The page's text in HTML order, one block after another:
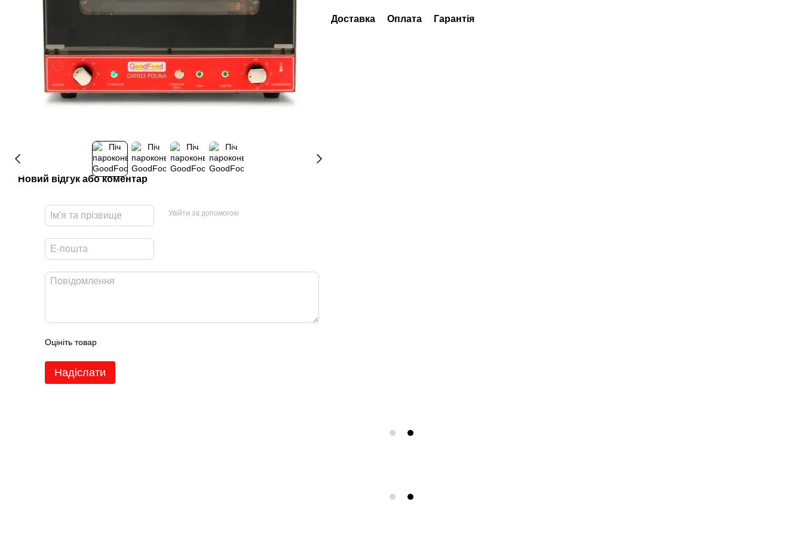
Новий відгук або коментар
Увійти за допомогою
Оцініть товар
Надіслати
Доставка Оплата Гарантія